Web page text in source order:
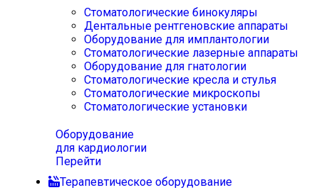
Стоматологические бинокуляры
Дентальные рентгеновские аппараты
Оборудование для имплантологии
Стоматологические лазерные аппараты
Оборудование для гнатологии
Стоматологические кресла и стулья
Стоматологические микроскопы
Стоматологические установки
Оборудование
для кардиологии
Перейти
Терапевтическое оборудование